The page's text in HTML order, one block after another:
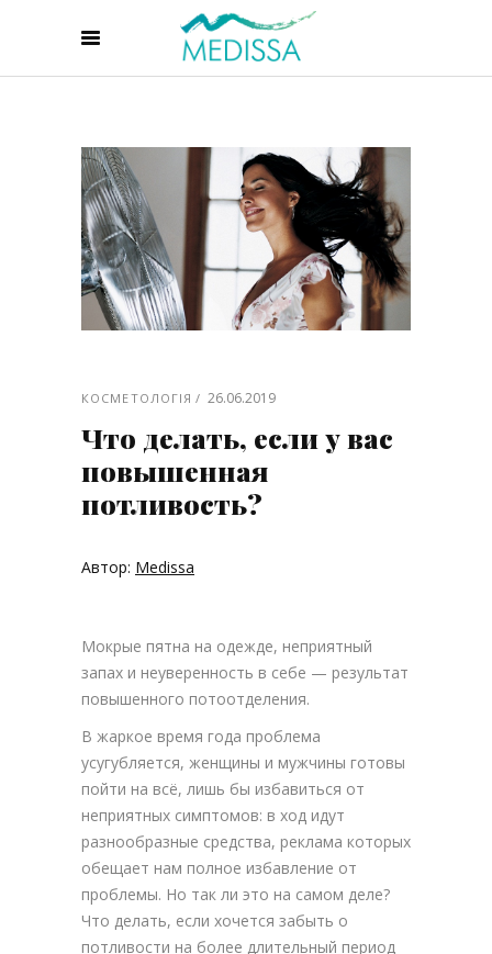
КОСМЕТОЛОГІЯ 26.06.2019
Что делать, если у вас
повышенная
потливость?
Автор: Medissa
Мокрые пятна на одежде, неприятный
запах и неуверенность в себе — результат
повышенного потоотделения.
В жаркое время года проблема
усугубляется, женщины и мужчины готовы
пойти на всё, лишь бы избавиться от
неприятных симптомов: в ход идут
разнообразные средства, реклама которых
обещает нам полное избавление от
проблемы. Но так ли это на самом деле?
Что делать, если хочется забыть о
потливости на более длительный период